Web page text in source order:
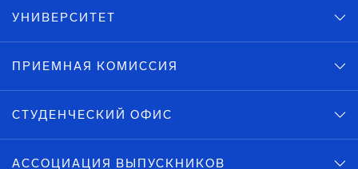
УНИВЕРСИТЕТ
ПРИЕМНАЯ КОМИССИЯ
СТУДЕНЧЕСКИЙ ОФИС
АССОЦИАЦИЯ ВЫПУСКНИКОВ